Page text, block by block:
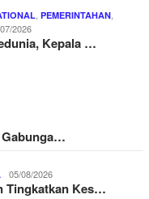
, PEMERINTAHAN,
2026
Kepala …
Gabunga…
05/08/2026
Tingkatkan Kes…